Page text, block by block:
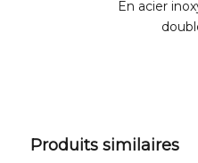
En acier
Produits similaires